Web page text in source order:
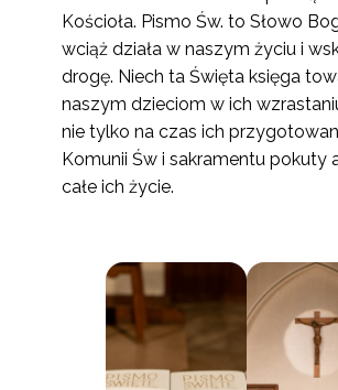
Kościoła. Pismo Św. to Słowo
wciąż działa w naszym życiu i
drogę. Niech ta Święta księga
naszym dzieciom w ich
nie tylko na czas ich
Komunii Św i sakramentu pokuty
całe ich życie.